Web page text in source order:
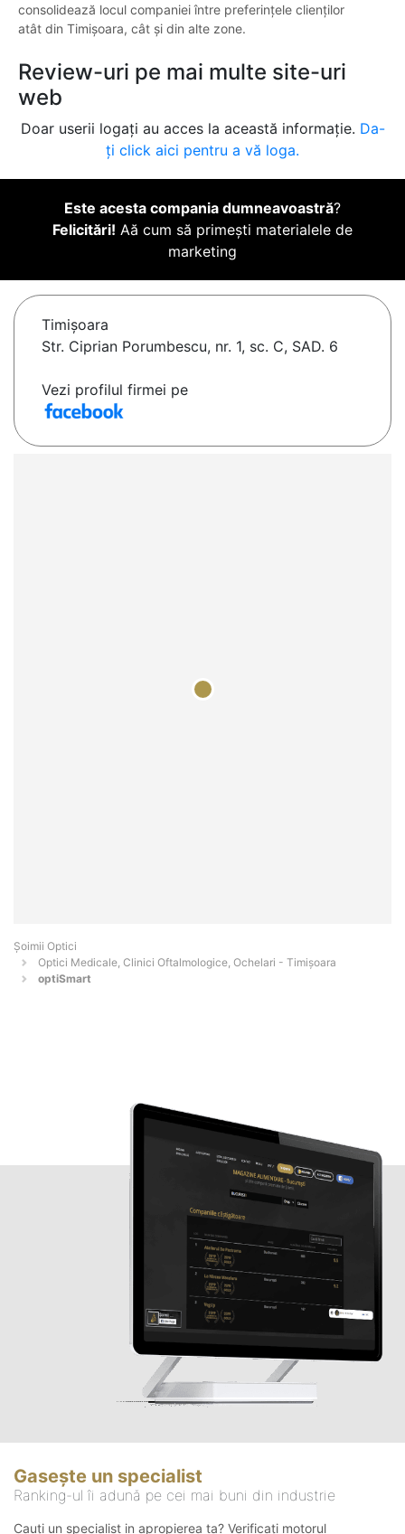
consolidează locul companiei între preferințele clienților
atât din Timișoara, cât și din alte zone.
Review-uri pe mai multe site-uri
web
Doar userii logați au acces la această informație. Da-
ți click aici pentru a vă loga.
Este acesta compania dumneavoastră?
Felicitări! Aă cum să primești materialele de
marketing
Timişoara
Str. Ciprian Porumbescu, nr. 1, sc. C, SAD. 6
Vezi profilul firmei pe
Șoimii Optici
Optici Medicale, Clinici Oftalmologice, Ochelari - Timişoara
optiSmart
Gasește un specialist
Ranking-ul îi adună pe cei mai buni din industrie
Cauți un specialist in apropierea ta? Verificați motorul